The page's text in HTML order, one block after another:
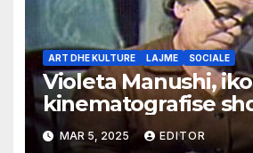
ART DHE KULTURE LAJME SOCIALE
Violeta Manushi,
kinematografise
MAR 5, 2025 EDITOR